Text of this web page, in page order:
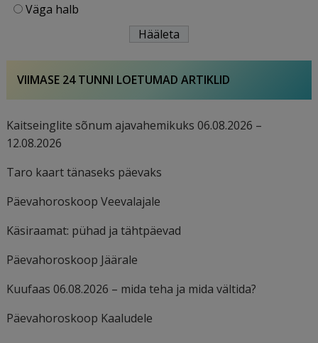
Väga halb
VIIMASE 24 TUNNI LOETUMAD ARTIKLID
Kaitseinglite sõnum ajavahemikuks 06.08.2026 –
12.08.2026
Taro kaart tänaseks päevaks
Päevahoroskoop Veevalajale
Käsiraamat: pühad ja tähtpäevad
Päevahoroskoop Jäärale
Kuufaas 06.08.2026 – mida teha ja mida vältida?
Päevahoroskoop Kaaludele